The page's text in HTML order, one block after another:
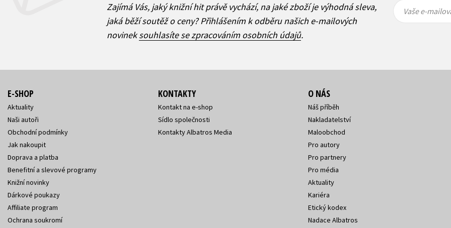
Zajímá Vás, jaký knižní hit právě vychází, na jaké zboží je výhodná sleva,
jaká běží soutěž o ceny? Přihlášením k odběru našich e-mailových
novineksouhlasíte se zpracováním osobních údajů.
mailová
mailová
Vaše e-
E-SHOP
Aktuality
Naši autoři
Obchodní podmínky
Jak nakoupit
Doprava a platba
Benefitní a slevové programy
Knižní novinky
Dárkové poukazy
Affiliate program
Ochrana soukromí
KONTAKTY
Kontakt na e-shop
Sídlo společnosti
Kontakty Albatros Media
O NÁS
Náš příběh
Nakladatelství
Maloobchod
Pro autory
Pro partnery
Pro média
Aktuality
Kariéra
Etický kodex
Nadace Albatros